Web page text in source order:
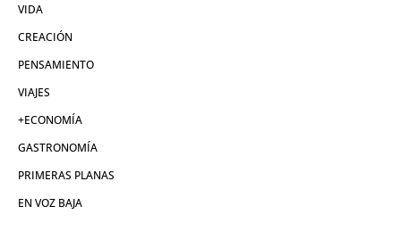
VIDA
CREACIÓN
PENSAMIENTO
VIAJES
+ECONOMÍA
GASTRONOMÍA
PRIMERAS PLANAS
EN VOZ BAJA